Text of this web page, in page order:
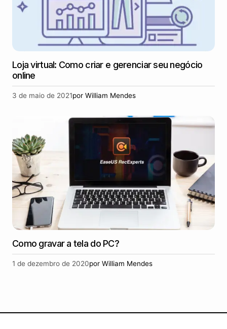
Loja virtual: Como criar e gerenciar seu negócio
online
3 de maio de 2021por William Mendes
Como gravar a tela do PC?
1 de dezembro de 2020por William Mendes